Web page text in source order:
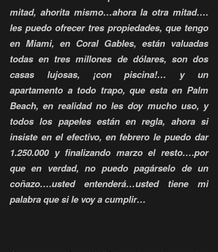
mitad, ahorita mismo…ahora la otra mitad….
les puedo ofrecer tres propiedades, que tengo
en Miami, en Coral Gables, están valuadas
todas en tres millones de dólares, son dos
casas lujosas, ¡con piscina!… y un
apartamento a todo trapo, que esta en Palm
Beach, en realidad no les doy mucho uso, y
todos los papeles están en regla, ahora si
insiste en el efectivo, en febrero le puedo dar
1.250.000 y finalizando marzo el resto….por
que en verdad, no puedo pagárselo de un
coñazo….usted entenderá…usted tiene mi
palabra que si le voy a cumplir…